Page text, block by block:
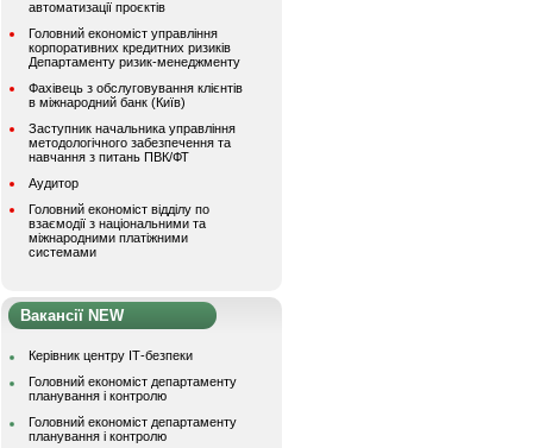
автоматизації проєктів
Головний економіст управління
корпоративних кредитних ризиків
Департаменту ризик-менеджменту
Фахівець з обслуговування клієнтів
в міжнародний банк (Київ)
Заступник начальника управління
методологічного забезпечення та
навчання з питань ПВК/ФТ
Аудитор
Головний економіст відділу по
взаємодії з національними та
міжнародними платіжними
системами
Вакансії NEW
Керівник центру ІТ-безпеки
Головний економіст департаменту
планування і контролю
Головний економіст департаменту
планування і контролю